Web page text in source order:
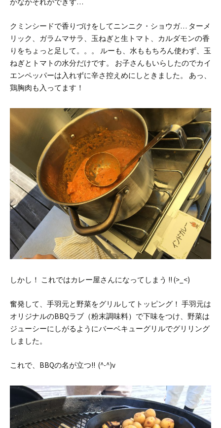
かなかそれができず…
クミンシードで香りづけをしてニンニク・ショウガ… ターメ
リック、ガラムマサラ、玉ねぎと生トマト、カルダモンの香
りをちょっと足して。。。
ルーも、水ももちろん使わず、玉
ねぎとトマトの水分だけです。
お子さんもいらしたのでカイ
エンペッパーは入れずに辛さ控えめにしときました。
あっ、
鶏胸肉も入ってます！
しかし！ これではカレー屋さんになってしまう !! (>_<)
奮発して、手羽元と野菜をグリルしてトッピング！ 手羽元は
オリジナルのBBQラブ（粉末調味料）で下味をつけ、野菜は
ジューシーにしがるようにバーベキューグリルでグリリング
しました。
これで、BBQの名が立つ!! (^-^)v